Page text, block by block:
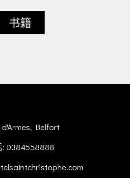
书籍
d'Armes, Belfort
: 0384558888